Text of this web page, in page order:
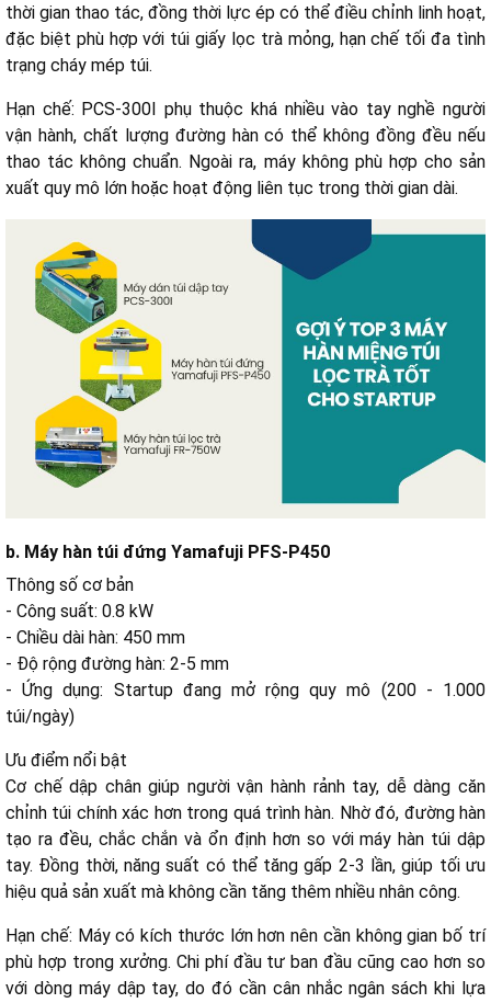
thời gian thao tác, đồng thời lực ép có thể điều chỉnh linh hoạt,
đặc biệt phù hợp với túi giấy lọc trà mỏng, hạn chế tối đa tình
trạng cháy mép túi.
Hạn chế: PCS-300I phụ thuộc khá nhiều vào tay nghề người
vận hành, chất lượng đường hàn có thể không đồng đều nếu
thao tác không chuẩn. Ngoài ra, máy không phù hợp cho sản
xuất quy mô lớn hoặc hoạt động liên tục trong thời gian dài.
b. Máy hàn túi đứng Yamafuji PFS-P450
Thông số cơ bản
- Công suất: 0.8 kW
- Chiều dài hàn: 450 mm
- Độ rộng đường hàn: 2-5 mm
- Ứng dụng: Startup đang mở rộng quy mô (200 - 1.000
túi/ngày)
Ưu điểm nổi bật
Cơ chế dập chân giúp người vận hành rảnh tay, dễ dàng căn
chỉnh túi chính xác hơn trong quá trình hàn. Nhờ đó, đường hàn
tạo ra đều, chắc chắn và ổn định hơn so với máy hàn túi dập
tay. Đồng thời, năng suất có thể tăng gấp 2-3 lần, giúp tối ưu
hiệu quả sản xuất mà không cần tăng thêm nhiều nhân công.
Hạn chế: Máy có kích thước lớn hơn nên cần không gian bố trí
phù hợp trong xưởng. Chi phí đầu tư ban đầu cũng cao hơn so
với dòng máy dập tay, do đó cần cân nhắc ngân sách khi lựa